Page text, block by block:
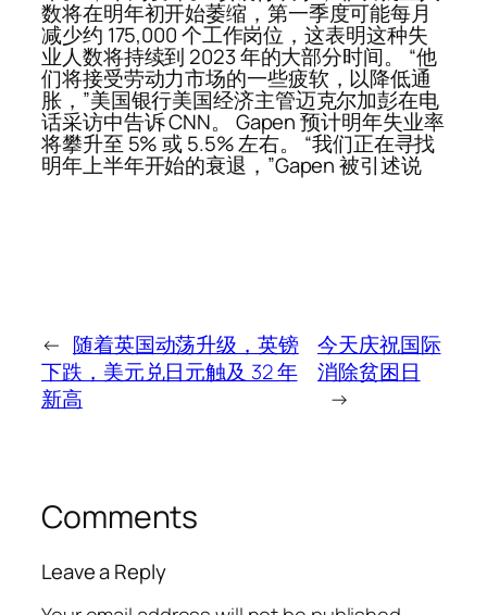
数将在明年初开始萎缩，第一季度可能每月
减少约 175,000 个工作岗位，这表明这种失
业人数将持续到 2023 年的大部分时间。 “他
们将接受劳动力市场的一些疲软，以降低通
胀，”美国银行美国经济主管迈克尔加彭在电
话采访中告诉 CNN。 Gapen 预计明年失业率
将攀升至 5% 或 5.5% 左右。 “我们正在寻找
明年上半年开始的衰退，”Gapen 被引述说
← 随着英国动荡升级，英镑
下跌，美元兑日元触及 32 年
新高
今天庆祝国际
消除贫困日
→
Comments
Leave a Reply